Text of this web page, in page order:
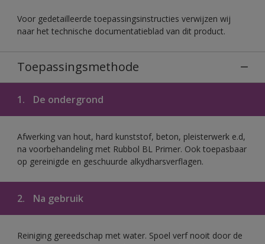
Voor gedetailleerde toepassingsinstructies verwijzen wij
naar het technische documentatieblad van dit product.
Toepassingsmethode
1. De ondergrond
Afwerking van hout, hard kunststof, beton, pleisterwerk e.d,
na voorbehandeling met Rubbol BL Primer. Ook toepasbaar
op gereinigde en geschuurde alkydharsverflagen.
2. Na gebruik
Reiniging gereedschap met water. Spoel verf nooit door de